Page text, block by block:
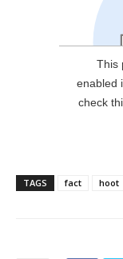
TAGS fact hoot